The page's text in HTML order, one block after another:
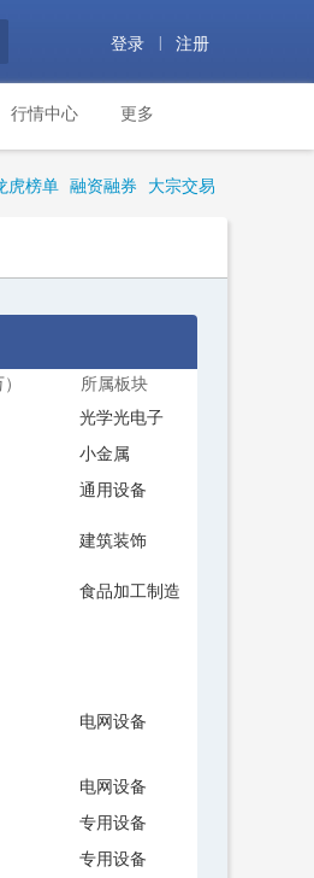
登录 注册
行情中心 更多
虎榜单 融资融券 大宗交易
所属板块
光学光电子
小金属
通用设备
建筑装饰
食品加工制造
电网设备
电网设备
专用设备
专用设备